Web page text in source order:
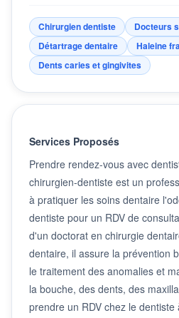
Chirurgien dentiste
Docteurs
Détartrage dentaire
Haleine
Dents caries et gingivites
Services Proposés
Prendre rendez-vous avec
chirurgien-dentiste est un
à pratiquer les soins dentaire
dentiste pour un RDV de
d'un doctorat en chirurgie
dentaire, il assure la prévention
le traitement des anomalies et
la bouche, des dents, des
prendre un RDV chez le dentiste